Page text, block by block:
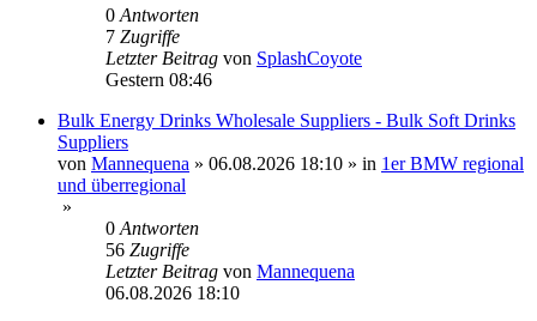
0 Antworten
7 Zugriffe
Letzter Beitrag von SplashCoyote
Gestern 08:46
Bulk Energy Drinks Wholesale Suppliers - Bulk Soft Drinks
Suppliers
von Mannequena » 06.08.2026 18:10 » in 1er BMW regional
und überregional
»
0 Antworten
56 Zugriffe
Letzter Beitrag von Mannequena
06.08.2026 18:10